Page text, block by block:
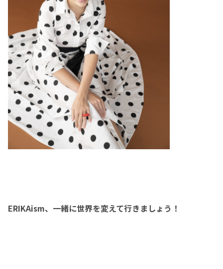
ERIKAism、一緒に世界を変えて行きましょう！